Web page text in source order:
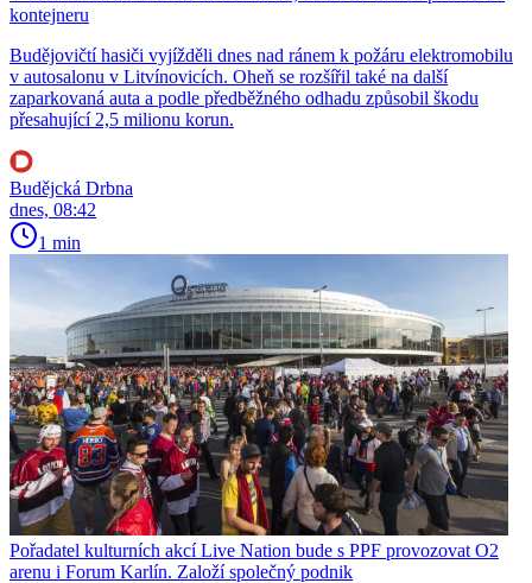
kontejneru
Budějovičtí hasiči vyjížděli dnes nad ránem k požáru elektromobilu
v autosalonu v Litvínovicích. Oheň se rozšířil také na další
zaparkovaná auta a podle předběžného odhadu způsobil škodu
přesahující 2,5 milionu korun.
Budějcká Drbna
dnes, 08:42
1 min
Pořadatel kulturních akcí Live Nation bude s PPF provozovat O2
arenu i Forum Karlín. Založí společný podnik